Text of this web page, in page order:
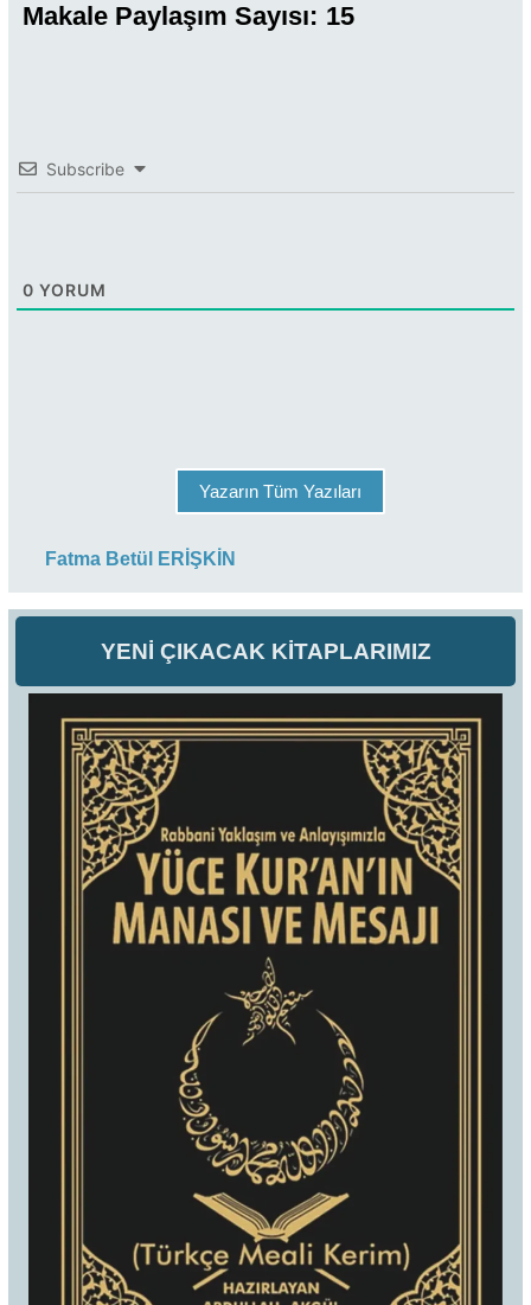
YENİ ÇIKACAK KİTAPLARIMIZ
Makale Paylaşım Sayısı: 15
Subscribe
0 YORUM
Yazarın Tüm Yazıları
Fatma Betül ERİŞKİN